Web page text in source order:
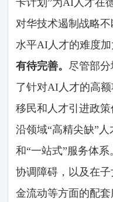
对华技术遏制战略
水平AI人才的难度
有待完善。 尽管部
了针对AI人才的高
移民和人才引进政
沿领域“高精尖缺”
和“一站式”服务体
协调障碍，以及在
金流动等方面的配